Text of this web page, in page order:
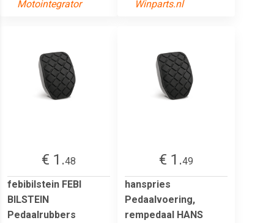
Motointegrator
Winparts.nl
€ 1.48
febibilstein FEBI
BILSTEIN
Pedaalrubbers
€ 1.49
hanspries
Pedaalvoering,
rempedaal HANS